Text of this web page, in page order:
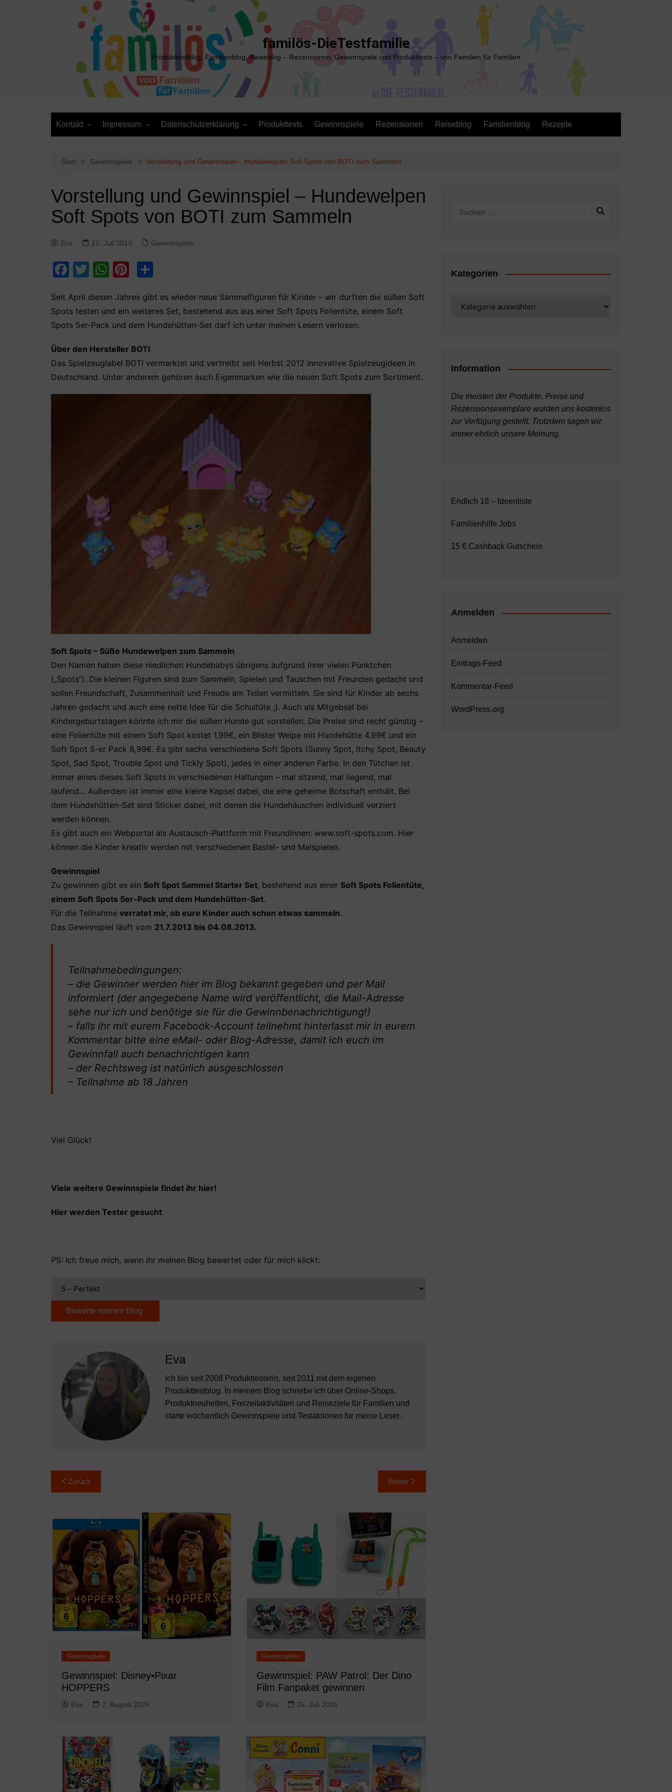
familös-DieTestfamilie
Produkttestblog, Familienblog, Reiseblog – Rezensionen, Gewinnspiele und Produkttests – von Familien für Familien
Kontakt Impressum Datenschutzerklärung Produkttests Gewinnspiele Rezensionen Reiseblog Familienblog Rezepte
Start Gewinnspiele Vorstellung und Gewinnspiel – Hundewelpen Soft Spots von BOTI zum Sammeln
Vorstellung und Gewinnspiel – Hundewelpen
Soft Spots von BOTI zum Sammeln
Eva 21. Juli 2013 Gewinnspiele
F
c
e
b
o
o
k
T
itt
er
W
at
s
A
p
p
Pi
er
e
st
le
n
Seit April diesen Jahres gibt es wieder neue Sammelfiguren für Kinder – wir durften die süßen Soft
Spots testen und ein weiteres Set, bestehend aus aus einer Soft Spots Folientüte, einem Soft
Spots 5er-Pack und dem Hundehütten-Set darf ich unter meinen Lesern verlosen.
Über den Hersteller BOTI
Das Spielzeuglabel BOTI vermarktet und vertreibt seit Herbst 2012 innovative Spielzeugideen in
Deutschland. Unter anderem gehören auch Eigenmarken wie die neuen Soft Spots zum Sortiment.
Soft Spots – Süße Hundewelpen zum Sammeln
Den Namen haben diese niedlichen Hundebabys übrigens aufgrund ihrer vielen Pünktchen
(„Spots“). Die kleinen Figuren sind zum Sammeln, Spielen und Tauschen mit Freunden gedacht und
sollen Freundschaft, Zusammenhalt und Freude am Teilen vermitteln. Sie sind für Kinder ab sechs
Jahren gedacht und auch eine nette Idee für die Schultüte ;). Auch als Mitgebsel bei
Kindergeburtstagen könnte ich mir die süßen Hunde gut vorstellen. Die Preise sind recht günstig –
eine Folientüte mit einem Soft Spot kostet 1,99€, ein Blister Welpe mit Hundehütte 4,99€ und ein
Soft Spot 5-er Pack 8,99€. Es gibt sechs verschiedene Soft Spots (Sunny Spot, Itchy Spot, Beauty
Spot, Sad Spot, Trouble Spot und Tickly Spot), jedes in einer anderen Farbe. In den Tütchen ist
immer eines dieses Soft Spots in verschiedenen Haltungen – mal sitzend, mal liegend, mal
laufend… Außerdem ist immer eine kleine Kapsel dabei, die eine geheime Botschaft enthält. Bei
dem Hundehütten-Set sind Sticker dabei, mit denen die Hundehäuschen individuell verziert
werden können.
Es gibt auch ein Webportal als Austausch-Plattform mit Freundinnen: www.soft-spots.com. Hier
können die Kinder kreativ werden mit verschiedenen Bastel- und Malspielen.
Gewinnspiel
Zu gewinnen gibt es ein Soft Spot Sammel Starter Set, bestehend aus einer Soft Spots Folientüte,
einem Soft Spots 5er-Pack und dem Hundehütten-Set.
Für die Teilnahme verratet mir, ob eure Kinder auch schon etwas sammeln.
Das Gewinnspiel läuft vom 21.7.2013 bis 04.08.2013.
Teilnahmebedingungen:
– die Gewinner werden hier im Blog bekannt gegeben und per Mail
informiert (der angegebene Name wird veröffentlicht, die Mail-Adresse
sehe nur ich und benötige sie für die Gewinnbenachrichtigung!)
– falls ihr mit eurem Facebook-Account teilnehmt hinterlasst mir in eurem
Kommentar bitte eine eMail- oder Blog-Adresse, damit ich euch im
Gewinnfall auch benachrichtigen kann
– der Rechtsweg ist natürlich ausgeschlossen
– Teilnahme ab 18 Jahren
Viel Glück!
Viele weitere Gewinnspiele findet ihr hier!
Hier werden Tester gesucht
PS: Ich freue mich, wenn ihr meinen Blog bewertet oder für mich klickt:
Eva
Ich bin seit 2008 Produkttesterin, seit 2011 mit dem eigenen
Produkttestblog. In meinem Blog schreibe ich über Online-Shops,
Produktneuheiten, Freizeitaktivitäten und Reiseziele für Familien und
starte wöchentlich Gewinnspiele und Testaktionen für meine Leser.
Beitragsnavigation
Zurück Weiter
Gewinnspiele
Gewinnspiel: Disney•Pixar
HOPPERS
Eva 2. August 2026
Gewinnspiele
Gewinnspiel: PAW Patrol: Der Dino
Film Fanpaket gewinnen
Eva 26. Juli 2026
Kategorien
Information
Die meisten der Produkte, Preise und
Rezensionsexemplare wurden uns kostenlos
zur Verfügung gestellt. Trotzdem sagen wir
immer ehrlich unsere Meinung.
Endlich 18 – Ideenliste
Familienhilfe Jobs
15 € Cashback Gutschein
Anmelden
Anmelden
Eintrags-Feed
Kommentar-Feed
WordPress.org